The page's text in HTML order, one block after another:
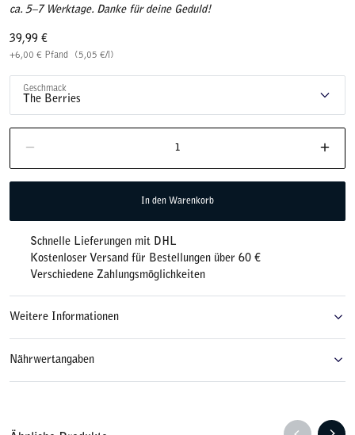
ca. 5–7 Werktage. Danke für deine Geduld!
39,99 €
+6,00 € Pfand (5,05 €/l)
Geschmack
The Berries
Die Menge im Warenkorb reduzieren
Berries
Menge
In den Warenkorb
Schnelle Lieferungen mit DHL
Kostenloser Versand für Bestellungen über 60 €
Verschiedene Zahlungsmöglichkeiten
Weitere Informationen
Nährwertangaben
MISCHKARTON